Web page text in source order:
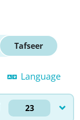
Tafseer
Language
23